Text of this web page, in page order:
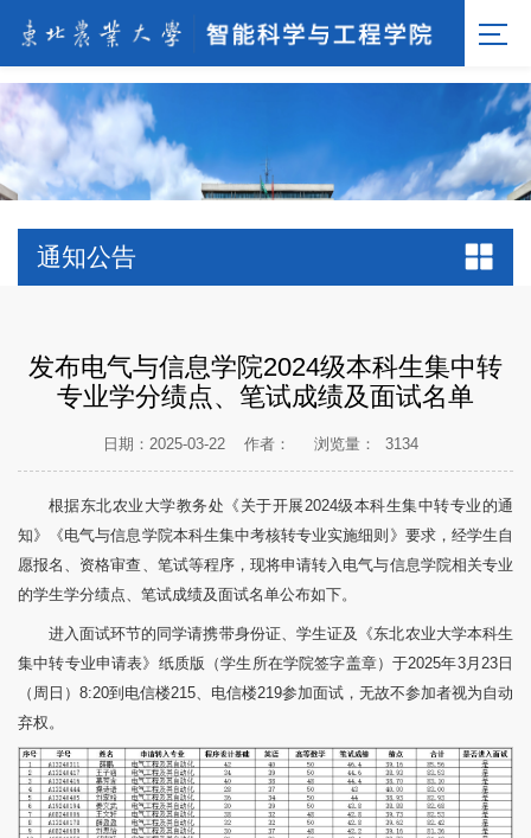
通知公告
发布电气与信息学院2024级本科生集中转
专业学分绩点、笔试成绩及面试名单
日期：2025-03-22 作者： 浏览量： 3134
根据东北农业大学教务处《关于开展2024级本科生集中转专业的通
知》《电气与信息学院本科生集中考核转专业实施细则》要求，经学生自
愿报名、资格审查、笔试等程序，现将申请转入电气与信息学院相关专业
的学生学分绩点、笔试成绩及面试名单公布如下。
进入面试环节的同学请携带身份证、学生证及《东北农业大学本科生
集中转专业申请表》纸质版（学生所在学院签字盖章）于2025年3月23日
（周日）8:20到电信楼215、电信楼219参加面试，无故不参加者视为自动
弃权。